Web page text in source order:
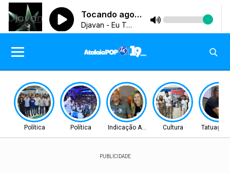
Política Política Indicação AprovadaCultura
PUBLICIDADE